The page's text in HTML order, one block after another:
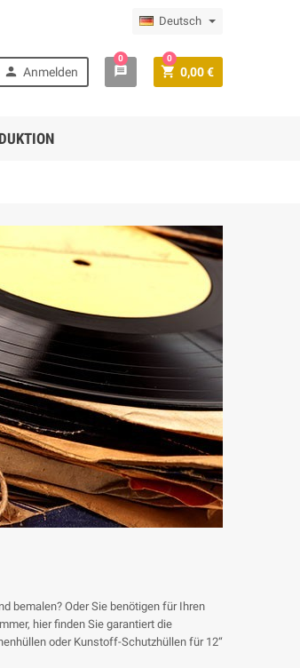
Deutsch
 Anmelden message
0
 0,00 €
0
bemalen? Oder Sie benötigen für Ihren
hier finden Sie garantiert die
oder Kunstoff-Schutzhüllen für 12“